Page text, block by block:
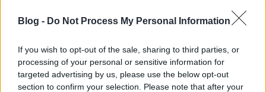
Blog - Do Not Process My Personal Information
If you wish to opt-out of the sale, sharing to third parties, or
processing of your personal or sensitive information for
targeted advertising by us, please use the below opt-out
section to confirm your selection. Please note that after your
Brendon, Váci út:
2, előző után pofár esés. Nincs szoptetóhely, és a
pelenkázólap is úgy van elhelyezve, hogy szinte
látszik, utólag aplikálták be a helyiségbe. Ráadásul
nagyon büdös volt a klotyi, a szemetes nem éppen
kézreeső